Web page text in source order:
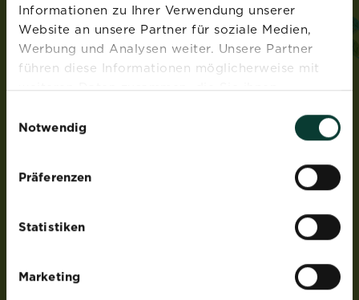
Informationen zu Ihrer Verwendung unserer
Website an unsere Partner für soziale Medien,
Werbung und Analysen weiter. Unsere Partner
führen diese Informationen möglicherweise mit
weiteren Daten zusammen, die Sie ihnen
Nutzung der Dienste gesammelt haben.
Notwendig
Präferenzen
Statistiken
Marketing
ADRESSE
Evergreen Garden Care Deutschland GmbH
Am Brand 41
ROUNDUP® und Osmocote® sind eingetragene Marken
Weedex®, Tomcat®, Magisches Rasen-Pflaster®,
EasyGreen®, EvenGreen® und HandyGreen® sind Marken